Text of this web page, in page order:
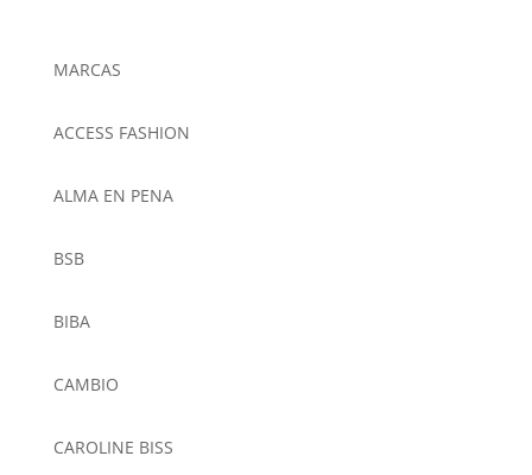
MARCAS
ACCESS FASHION
ALMA EN PENA
BSB
BIBA
CAMBIO
CAROLINE BISS